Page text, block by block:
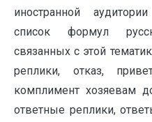
иностранной
список формул
связанных с этой
реплики, отказ,
комплимент хозяевам
ответные реплики,